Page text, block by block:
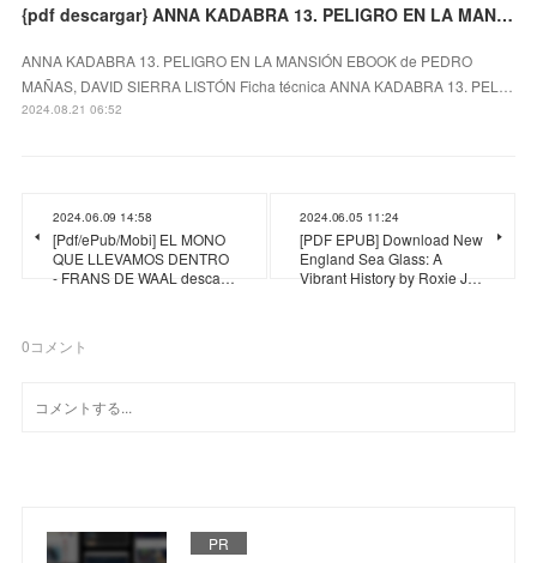
{pdf descargar} ANNA KADABRA 13. PELIGRO EN LA MANSIÓN EBOOK
ANNA KADABRA 13. PELIGRO EN LA MANSIÓN EBOOK de PEDRO
MAÑAS, DAVID SIERRA LISTÓN Ficha técnica ANNA KADABRA 13. PEL…
2024.08.21 06:52
2024.06.09 14:58
[Pdf/ePub/Mobi] EL MONO
QUE LLEVAMOS DENTRO
- FRANS DE WAAL desca…
2024.06.05 11:24
[PDF EPUB] Download New
England Sea Glass: A
Vibrant History by Roxie J…
0コメント
PR